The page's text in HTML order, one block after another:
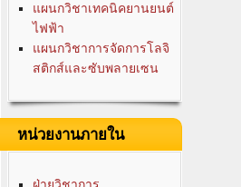
แผนกวิชาเทคนิคยานยนต์
ไฟฟ้า
แผนกวิชาการจัดการโลจิ
สติกส์และซับพลายเซน
หน่วยงานภายใน